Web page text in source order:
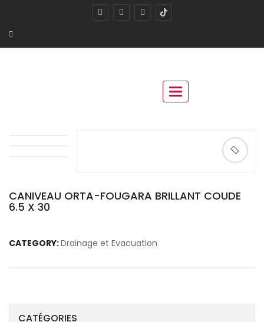
Toggle navigation
CATÉGORIES
🔍
CANIVEAU ORTA-FOUGARA BRILLANT COUDE
6.5 X 30
CATEGORY:Drainage et Evacuation